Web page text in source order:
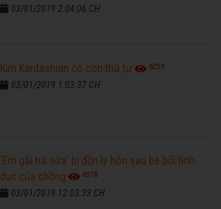
03/01/2019 2:04:06 CH
Kim Kardashian có con thứ tư 6259
03/01/2019 1:03:37 CH
'Em gái trà sữa' bị đồn ly hôn sau bê bối tình
dục của chồng
6578
03/01/2019 12:03:33 CH